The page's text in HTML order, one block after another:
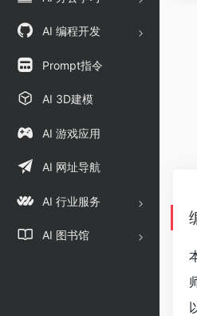
AI 编程开发
Prompt指令
AI 3D建模
AI 游戏应用
AI 网址导航
AI 行业服务
AI 图书馆